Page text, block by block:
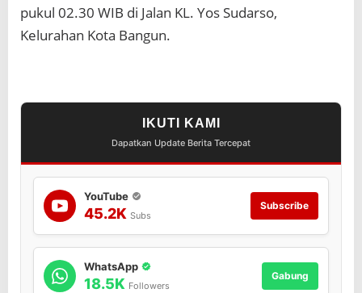
k
t
pukul 02.30 WIB di Jalan KL. Yos Sudarso,
Kelurahan Kota Bangun.
IKUTI KAMI
Dapatkan Update Berita Tercepat
YouTube
45.2K Subs
Subscribe
WhatsApp
18.5K Followers
Gabung